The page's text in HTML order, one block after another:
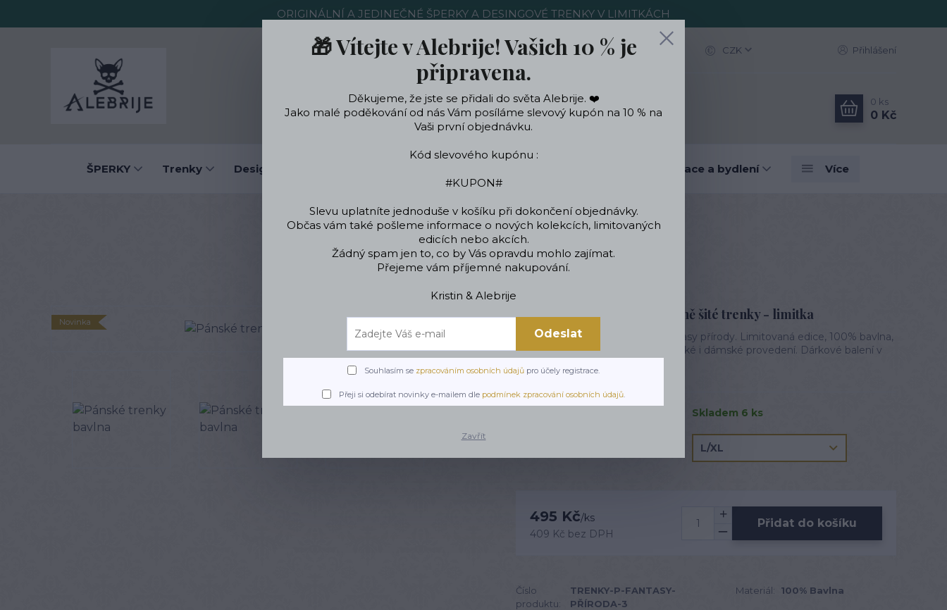
ORIGINÁLNÍ A JEDINEČNÉ ŠPERKY A DESINGOVÉ TRENKY V LIMITKÁCH
Nákup u nás Kontakty Ochrana soukromí Blog CZK Přihlášení
Hledat
0 ks
0 Kč
ŠPERKY Trenky Designové oblečení a doplňky Designové dekorace a bydlení Více
Úvod Trenky Pánské trenky Pánské trenky bavlna
Pánské trenky bavlna
Novinka Pánské trenky - příroda ručně šité trenky - limitka
Ručně šité trenky s motivem fantasy přírody. Limitovaná edice, 100% bavlna,
originální střih a ladící detaily. Pánské i dámské provedení. Dárkové balení v
Skladem 6 ks
495 Kč/ks
409 Kč bez DPH
Přidat do košíku
Číslo
produktu:
TRENKY-P-FANTASY-
PŘÍRODA-3
Materiál: 100% Bavlna
🎁 Vítejte v Alebrije! Vašich 10 % je
připravena.
Děkujeme, že jste se přidali do světa Alebrije. ❤️
Jako malé poděkování od nás Vám posíláme slevový kupón na 10 % na
Vaši první objednávku.
Kód slevového kupónu :
#KUPON#
Slevu uplatníte jednoduše v košíku při dokončení objednávky.
Občas vám také pošleme informace o nových kolekcích, limitovaných
edicích nebo akcích.
Žádný spam jen to, co by Vás opravdu mohlo zajímat.
Přejeme vám příjemné nakupování.
Kristin & Alebrije
Odeslat
Souhlasím se zpracováním osobních údajů pro účely registrace.
Přeji si odebírat novinky e-mailem dle podmínek zpracování osobních údajů.
Zavřít